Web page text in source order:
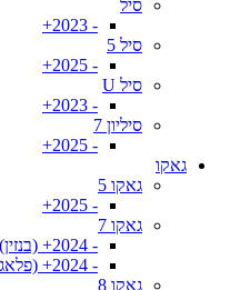
סיל
- 2023+
סיל 5
- 2025+
סיל U
- 2023+
סיליון 7
- 2025+
גאקו
גאקו 5
- 2025+
גאקו 7
- 2024+ (בנזין)
- 2024+ (פלאג אין)
גאקו 8